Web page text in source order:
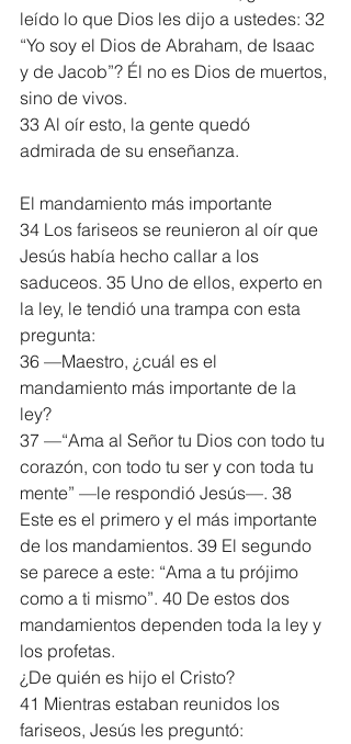
leído lo que Dios les dijo a ustedes: 32
“Yo soy el Dios de Abraham, de Isaac
y de Jacob”? Él no es Dios de muertos,
sino de vivos.
33 Al oír esto, la gente quedó
admirada de su enseñanza.
El mandamiento más importante
34 Los fariseos se reunieron al oír que
Jesús había hecho callar a los
saduceos. 35 Uno de ellos, experto en
la ley, le tendió una trampa con esta
pregunta:
36 —Maestro, ¿cuál es el
mandamiento más importante de la
ley?
37 —“Ama al Señor tu Dios con todo tu
corazón, con todo tu ser y con toda tu
mente” —le respondió Jesús—. 38
Este es el primero y el más importante
de los mandamientos. 39 El segundo
se parece a este: “Ama a tu prójimo
como a ti mismo”. 40 De estos dos
mandamientos dependen toda la ley y
los profetas.
¿De quién es hijo el Cristo?
41 Mientras estaban reunidos los
fariseos, Jesús les preguntó: